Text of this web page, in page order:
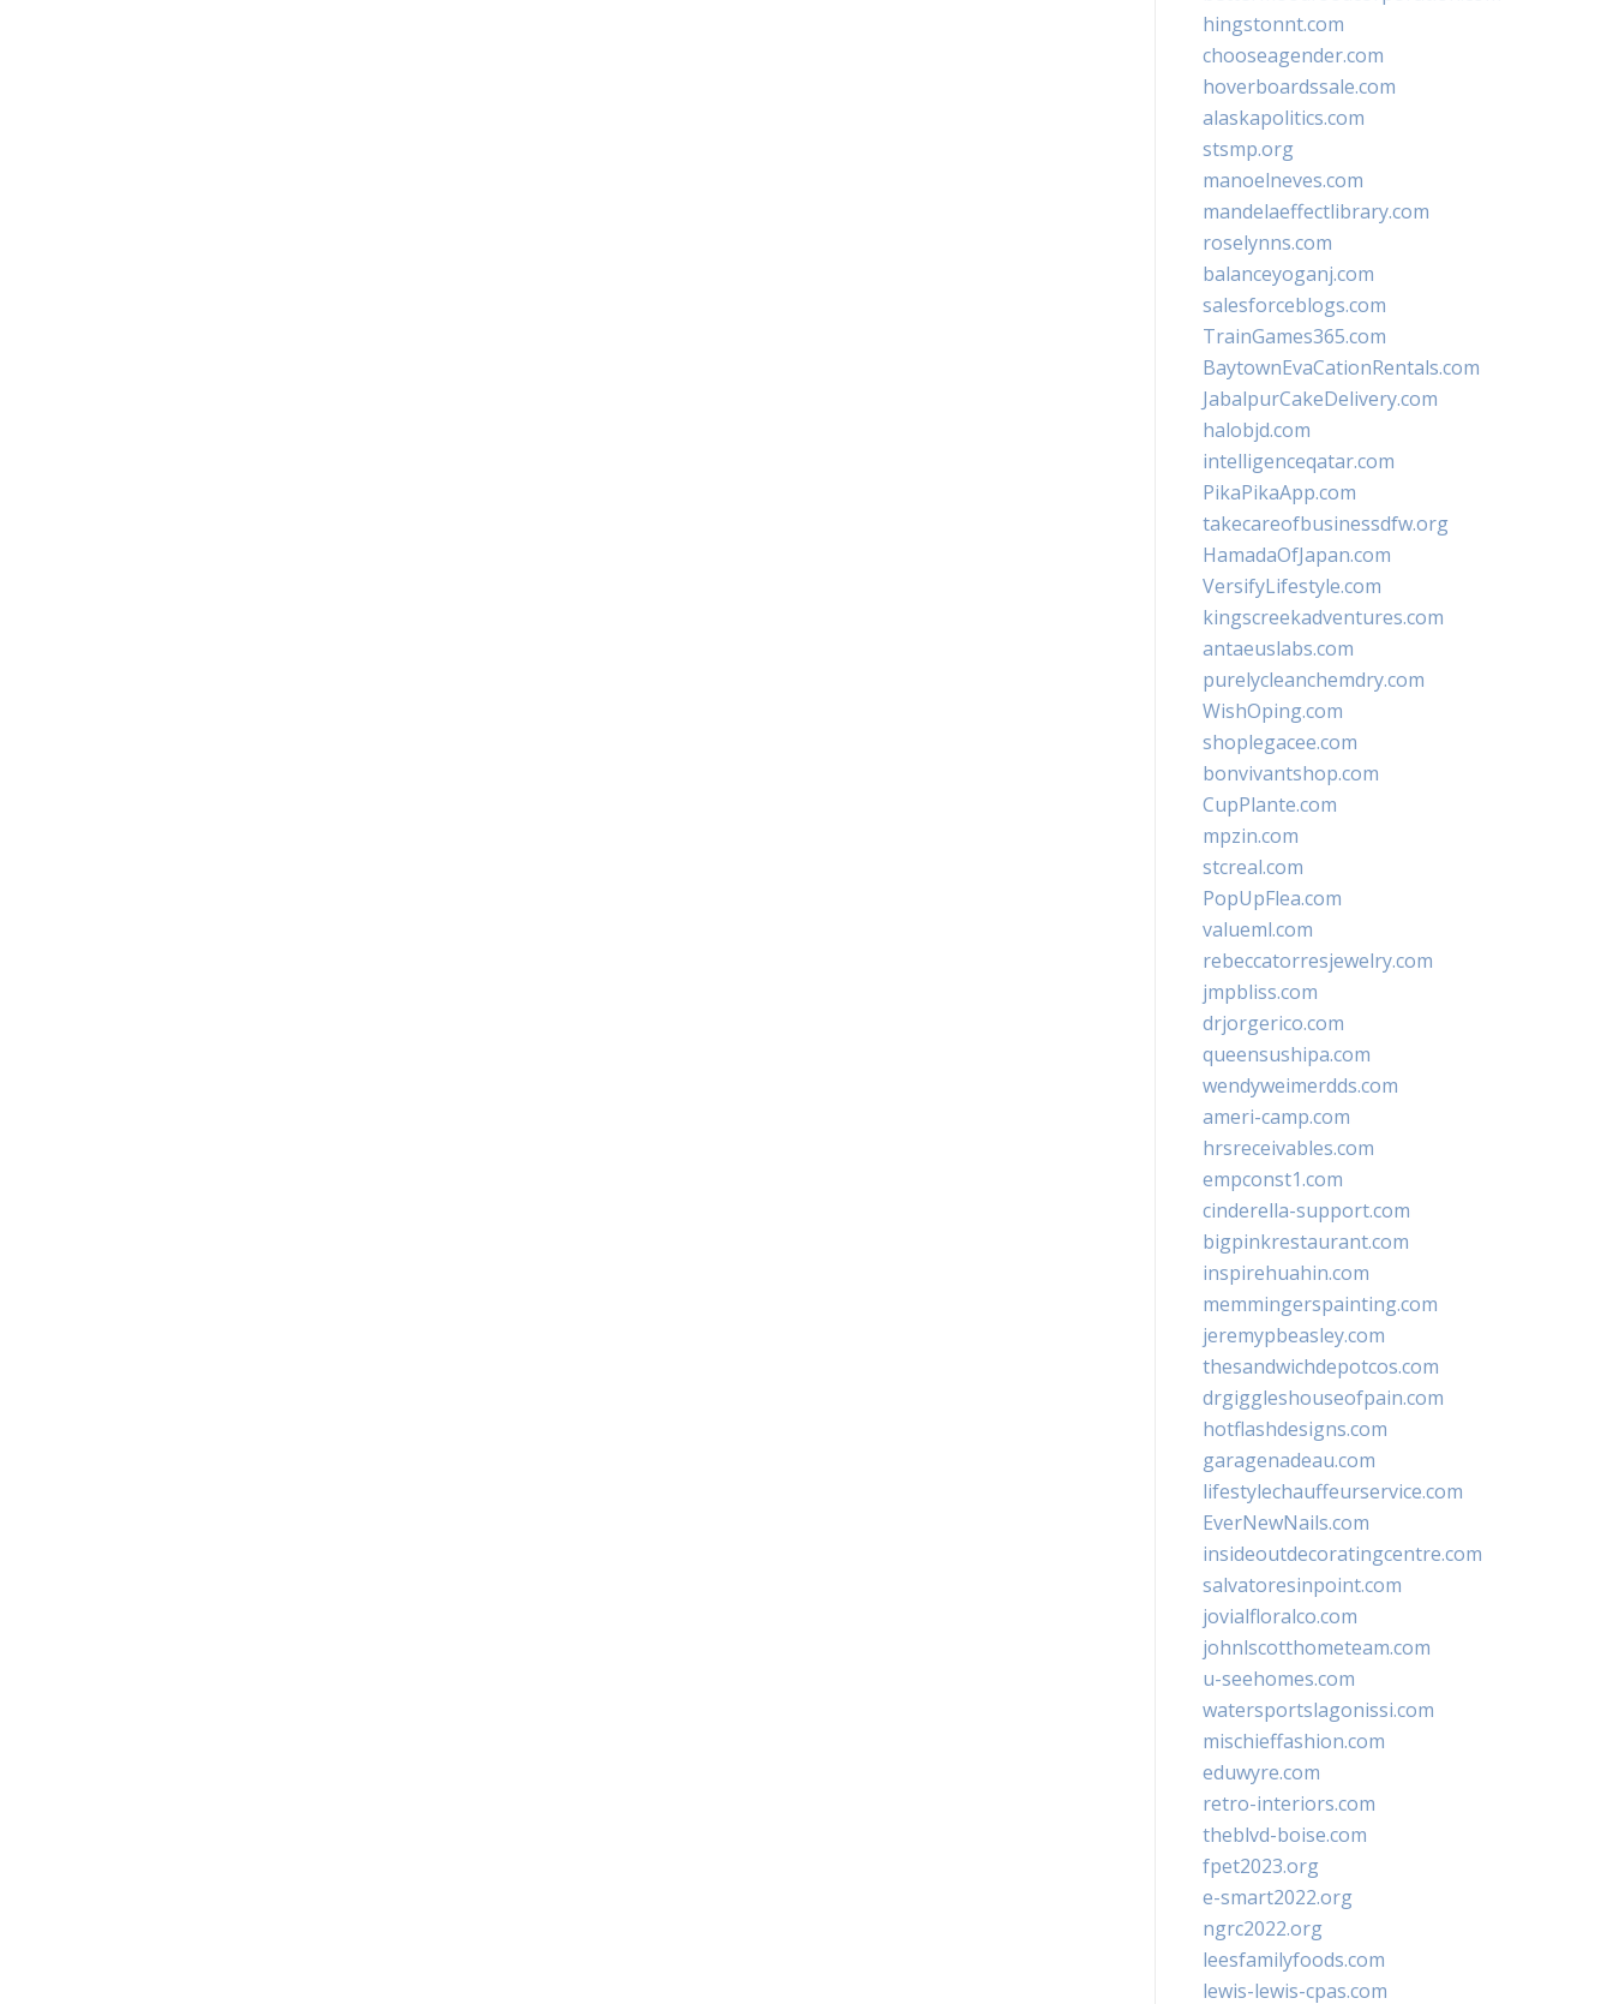
hingstonnt.com
chooseagender.com
hoverboardssale.com
alaskapolitics.com
stsmp.org
manoelneves.com
mandelaeffectlibrary.com
roselynns.com
balanceyoganj.com
salesforceblogs.com
TrainGames365.com
BaytownEvaCationRentals.com
JabalpurCakeDelivery.com
halobjd.com
intelligenceqatar.com
PikaPikaApp.com
takecareofbusinessdfw.org
HamadaOfJapan.com
VersifyLifestyle.com
kingscreekadventures.com
antaeuslabs.com
purelycleanchemdry.com
WishOping.com
shoplegacee.com
bonvivantshop.com
CupPlante.com
mpzin.com
stcreal.com
PopUpFlea.com
valueml.com
rebeccatorresjewelry.com
jmpbliss.com
drjorgerico.com
queensushipa.com
wendyweimerdds.com
ameri-camp.com
hrsreceivables.com
empconst1.com
cinderella-support.com
bigpinkrestaurant.com
inspirehuahin.com
memmingerspainting.com
jeremypbeasley.com
thesandwichdepotcos.com
drgiggleshouseofpain.com
hotflashdesigns.com
garagenadeau.com
lifestylechauffeurservice.com
EverNewNails.com
insideoutdecoratingcentre.com
salvatoresinpoint.com
jovialfloralco.com
johnlscotthometeam.com
u-seehomes.com
watersportslagonissi.com
mischieffashion.com
eduwyre.com
retro-interiors.com
theblvd-boise.com
fpet2023.org
e-smart2022.org
ngrc2022.org
leesfamilyfoods.com
lewis-lewis-cpas.com